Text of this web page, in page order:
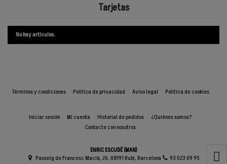
Tarjetas
No hay artículos.
Términos y condiciones Política de privacidad Aviso legal Política de cookies
Iniciar sesión Mi cuenta Historial de pedidos
¿Quiénes somos?
Contacte con nosotros
ENRIC ESCUDÉ (MAN)
Passeig de Francesc Macià, 26, 08191 Rubí, Barcelona
93 023 09 95